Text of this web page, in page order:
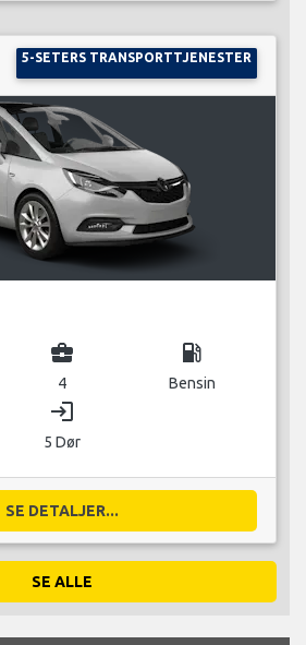
5-SETERS TRANSPORTTJENESTER
business_center
4
local_gas_station
Bensin
login
5 Dør
SE DETALJER...
SE ALLE